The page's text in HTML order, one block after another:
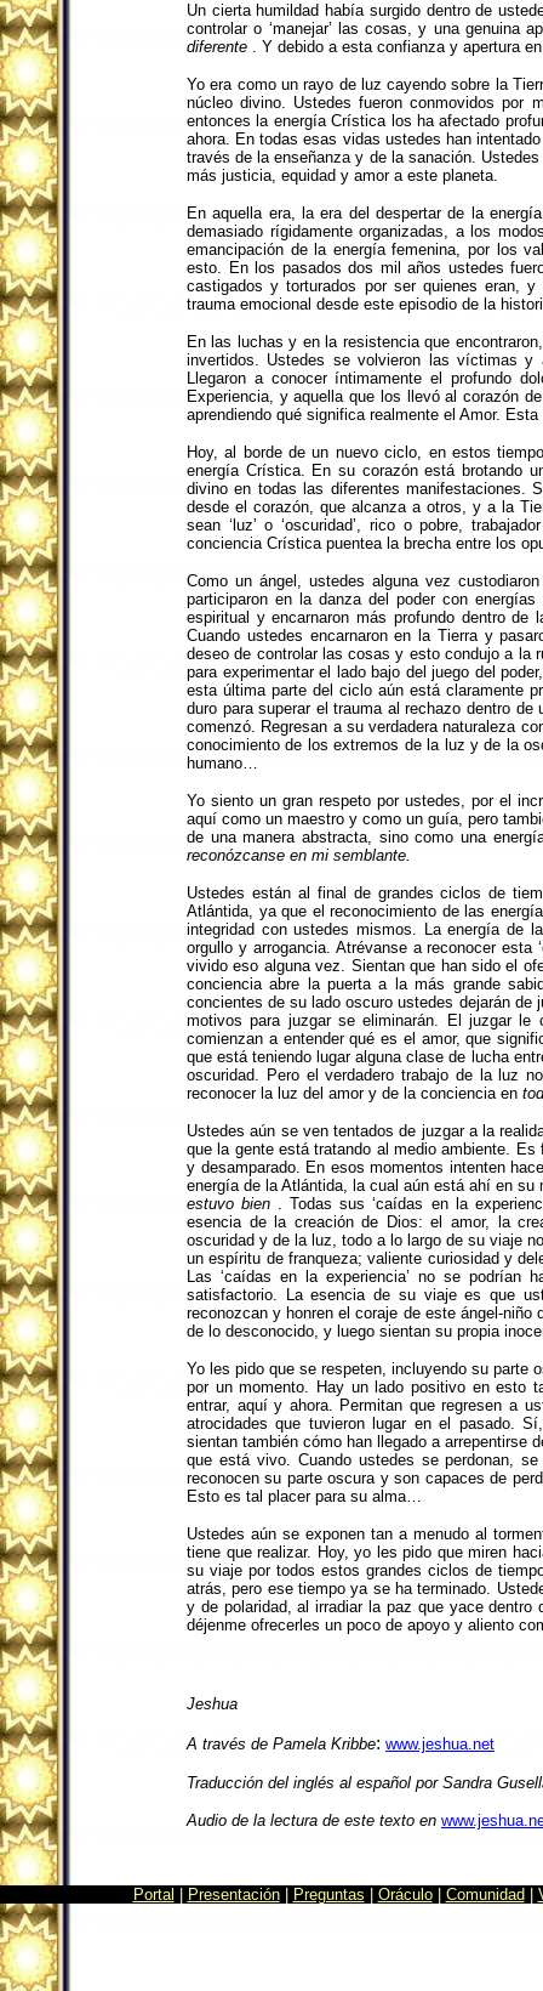
Un cierta humildad había surgido dentro de
controlar o ‘manejar’ las cosas, y una genuina
diferente . Y debido a esta confianza y apertura
Yo era como un rayo de luz cayendo sobre la
núcleo divino. Ustedes fueron conmovidos
entonces la energía Crística los ha afectado
ahora. En todas esas vidas ustedes han
través de la enseñanza y de la sanación.
más justicia, equidad y amor a este planeta.
En aquella era, la era del despertar de la
demasiado rígidamente organizadas, a los
emancipación de la energía femenina, por los
esto. En los pasados dos mil años ustedes
castigados y torturados por ser quienes eran,
trauma emocional desde este episodio de la
En las luchas y en la resistencia que
invertidos. Ustedes se volvieron las víctimas y
Llegaron a conocer íntimamente el profundo
Experiencia, y aquella que los llevó al corazón
aprendiendo qué significa realmente el Amor.
Hoy, al borde de un nuevo ciclo, en estos
energía Crística. En su corazón está brotando
divino en todas las diferentes manifestaciones.
desde el corazón, que alcanza a otros, y a la
sean ‘luz’ o ‘oscuridad’, rico o pobre,
conciencia Crística puentea la brecha entre los
Como un ángel, ustedes alguna vez
participaron en la danza del poder con
espiritual y encarnaron más profundo dentro
Cuando ustedes encarnaron en la Tierra y
deseo de controlar las cosas y esto condujo a la
para experimentar el lado bajo del juego del
esta última parte del ciclo aún está claramente
duro para superar el trauma al rechazo dentro
comenzó. Regresan a su verdadera naturaleza
conocimiento de los extremos de la luz y de la
humano…
Yo siento un gran respeto por ustedes, por el
aquí como un maestro y como un guía, pero
de una manera abstracta, sino como una
reconózcanse en mi semblante.
Ustedes están al final de grandes ciclos de
Atlántida, ya que el reconocimiento de las
integridad con ustedes mismos. La energía de
orgullo y arrogancia. Atrévanse a reconocer esta
vivido eso alguna vez. Sientan que han sido el
conciencia abre la puerta a la más grande
concientes de su lado oscuro ustedes dejarán
motivos para juzgar se eliminarán. El juzgar
comienzan a entender qué es el amor, que
que está teniendo lugar alguna clase de lucha
oscuridad. Pero el verdadero trabajo de la luz
reconocer la luz del amor y de la conciencia en
Ustedes aún se ven tentados de juzgar a la
que la gente está tratando al medio ambiente.
y desamparado. En esos momentos intenten
energía de la Atlántida, la cual aún está ahí en
estuvo bien . Todas sus ‘caídas en la
esencia de la creación de Dios: el amor, la
oscuridad y de la luz, todo a lo largo de su viaje
un espíritu de franqueza; valiente curiosidad y
Las ‘caídas en la experiencia’ no se podrían
satisfactorio. La esencia de su viaje es que
reconozcan y honren el coraje de este ángel-
de lo desconocido, y luego sientan su propia
Yo les pido que se respeten, incluyendo su parte
por un momento. Hay un lado positivo en esto
entrar, aquí y ahora. Permitan que regresen a
atrocidades que tuvieron lugar en el pasado.
sientan también cómo han llegado a arrepentirse
que está vivo. Cuando ustedes se perdonan,
reconocen su parte oscura y son capaces de
Esto es tal placer para su alma…
Ustedes aún se exponen tan a menudo al
tiene que realizar. Hoy, yo les pido que miren
su viaje por todos estos grandes ciclos de
atrás, pero ese tiempo ya se ha terminado.
y de polaridad, al irradiar la paz que yace
déjenme ofrecerles un poco de apoyo y aliento
Jeshua
A través de Pamela Kribbe: www.jeshua.net
Traducción del inglés al español por Sandra
Audio de la lectura de este texto en
Portal Presentación| Preguntas Oráculo| Comunidad